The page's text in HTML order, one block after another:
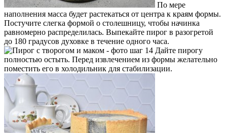
По мере
наполнения масса будет растекаться от центра к краям формы.
Постучите слегка формой о столешницу, чтобы начинка
равномерно распределилась. Выпекайте пирог в разогретой
до 180 градусов духовке в течение одного часа.
Дайте пирогу
полностью остыть. Перед извлечением из формы желательно
поместить его в холодильник для стабилизации.